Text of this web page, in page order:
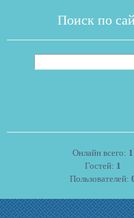
Поиск по
Онлайн всего: 1
Гостей: 1
Пользователей: